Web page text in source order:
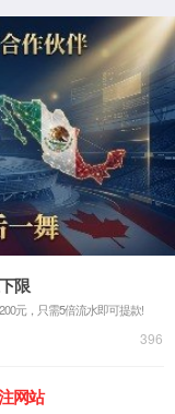
>>按职称>>讲师助